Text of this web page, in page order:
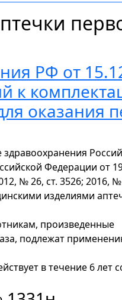
РФ от
к
оказания
Федерации от
№ 26, ст. 3526; 2016, №
изделиями
произведенные
подлежат
в течение 6 лет